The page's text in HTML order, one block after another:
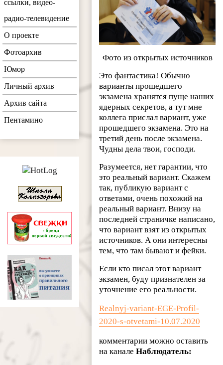
Фото из открытых источников
Это фантастика! Обычно
варианты прошедшего
экзамена хранятся пуще наших
ядерных секретов, а тут мне
коллега прислал вариант, уже
прошедшего экзамена. Это на
третий день после экзамена.
Чудны дела твои, господи.
Разумеется, нет гарантии, что
это реальный вариант. Скажем
так, публикую вариант с
ответами, очень похожий на
реальный вариант. Внизу на
последней страничке написано,
что вариант взят из открытых
источников. А они интересны
тем, что там бывают и фейки.
Если кто писал этот вариант
экзамен, буду признателен за
уточнение его реальности.
Realnyj-variant-EGE-Profil-
2020-s-otvetami-10.07.2020
комментарии можно оставить
на каналеНаблюдатель:
ссылки, видео-
радио-телевидение
О проекте
Фотоархив
Юмор
Личный архив
Архив сайта
Пентамино